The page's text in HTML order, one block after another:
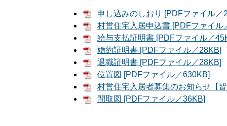
申し込みのしおり [PDFファイル／
村営住宅入居申込書 [PDFファイル
給与支払証明書 [PDFファイル／
婚約証明書 [PDFファイル／28KB]
退職証明書 [PDFファイル／28KB]
位置図 [PDFファイル／630KB]
村営住宅入居者募集のお知らせ【
間取図 [PDFファイル／36KB]